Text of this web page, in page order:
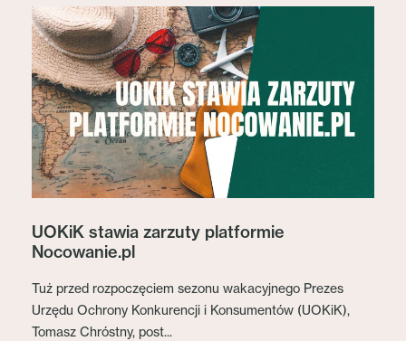
UOKiK stawia zarzuty platformie
Nocowanie.pl
Tuż przed rozpoczęciem sezonu wakacyjnego Prezes
Urzędu Ochrony Konkurencji i Konsumentów (UOKiK),
Tomasz Chróstny, post...